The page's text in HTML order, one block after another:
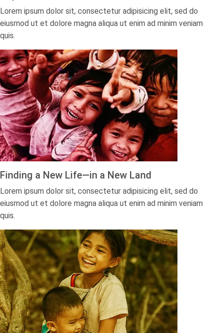
Lorem ipsum dolor sit, consectetur adipisicing elit, sed do
eiusmod ut et dolore magna aliqua ut enim ad minim veniam
quis.
Finding a New Life—in a New Land​
Lorem ipsum dolor sit, consectetur adipisicing elit, sed do
eiusmod ut et dolore magna aliqua ut enim ad minim veniam
quis.